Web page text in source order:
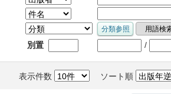
別置 /
表示件数 ソート順